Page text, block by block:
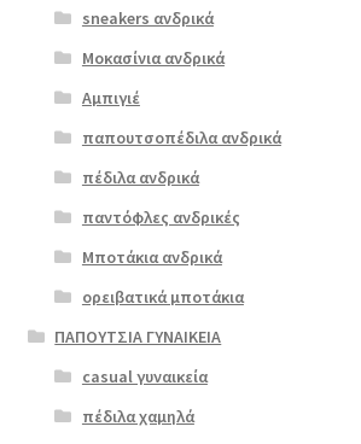
0261 άμμος
ΠΡΟΣΦΟΡΆ!
69.00
Original
price
€69.00.
€ 55.00Η
τρέχουσα
είναι:
€55.00.
επιλογές
μπορούν
επιλεγούν
στη
σελίδα
προϊόντος
sneakers ανδρικά
Μοκασίνια ανδρικά
Αμπιγιέ
παπουτσοπέδιλα ανδρικά
πέδιλα ανδρικά
παντόφλες ανδρικές
Μποτάκια ανδρικά
ορειβατικά μποτάκια
ΠΑΠΟΥΤΣΙΑ ΓΥΝΑΙΚΕΙΑ
casual γυναικεία
πέδιλα χαμηλά